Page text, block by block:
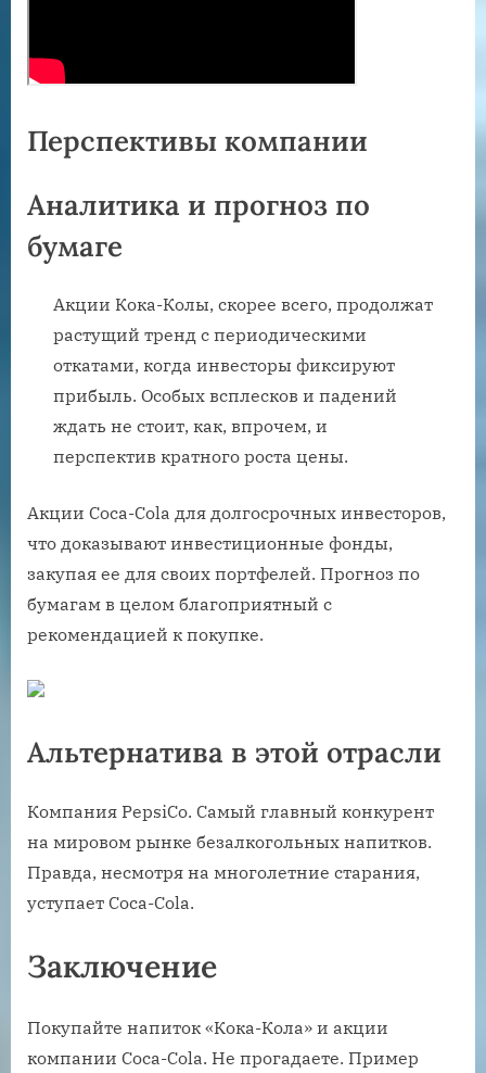
Перспективы компании
Аналитика и прогноз по
бумаге
Акции Кока-Колы, скорее всего, продолжат
растущий тренд с периодическими
откатами, когда инвесторы фиксируют
прибыль. Особых всплесков и падений
ждать не стоит, как, впрочем, и
перспектив кратного роста цены.
Акции Coca-Cola для долгосрочных инвесторов,
что доказывают инвестиционные фонды,
закупая ее для своих портфелей. Прогноз по
бумагам в целом благоприятный с
рекомендацией к покупке.
Альтернатива в этой отрасли
Компания PepsiCo. Самый главный конкурент
на мировом рынке безалкогольных напитков.
Правда, несмотря на многолетние старания,
уступает Coca-Cola.
Заключение
Покупайте напиток «Кока-Кола» и акции
компании Coca-Cola. Не прогадаете. Пример